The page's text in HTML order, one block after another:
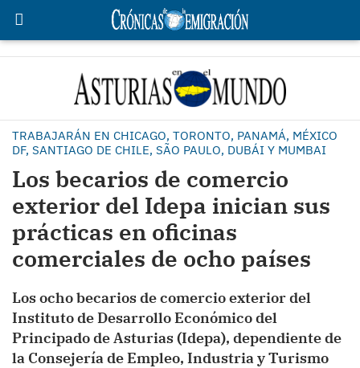
TRABAJARÁN EN CHICAGO, TORONTO, PANAMÁ, MÉXICO
DF, SANTIAGO DE CHILE, SÃO PAULO, DUBÁI Y MUMBAI
Los becarios de comercio
exterior del Idepa inician sus
prácticas en oficinas
comerciales de ocho países
Los ocho becarios de comercio exterior del
Instituto de Desarrollo Económico del
Principado de Asturias (Idepa), dependiente de
la Consejería de Empleo, Industria y Turismo